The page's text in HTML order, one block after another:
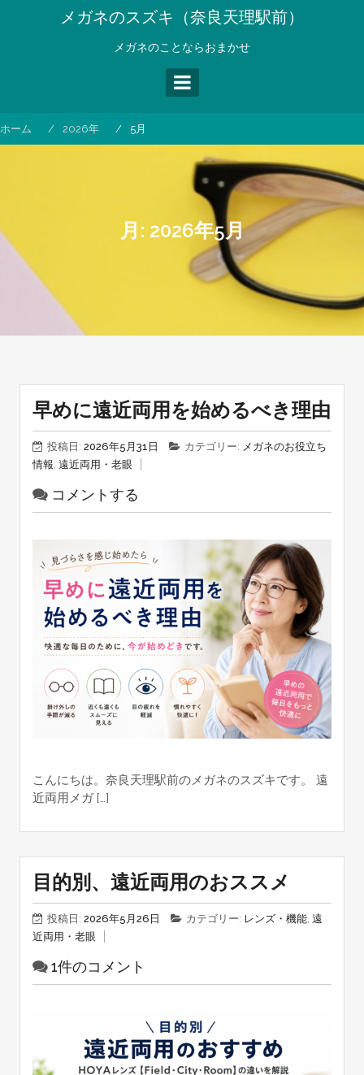
キ
メガネのスズキ（奈良天理駅前）
メガネのことならおまかせ
ホーム 2026年 5月
月: 2026年5月
早めに遠近両用を始めるべき理由
投稿日: 2026年5月31日 カテゴリー: メガネのお役立ち
情報, 遠近両用・老眼
コメントする
こんにちは。奈良天理駅前のメガネのスズキです。 遠
近両用メガ […]
目的別、遠近両用のおススメ
投稿日: 2026年5月26日 カテゴリー: レンズ・機能, 遠
近両用・老眼
1件のコメント